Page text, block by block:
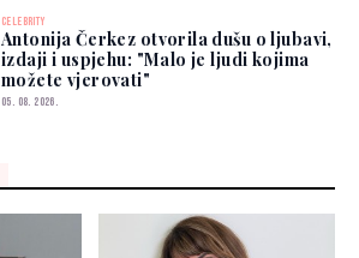
CELEBRITY
Antonija Čerkez otvorila dušu o ljubavi,
izdaji i uspjehu: "Malo je ljudi kojima
možete vjerovati"
05. 08. 2026.